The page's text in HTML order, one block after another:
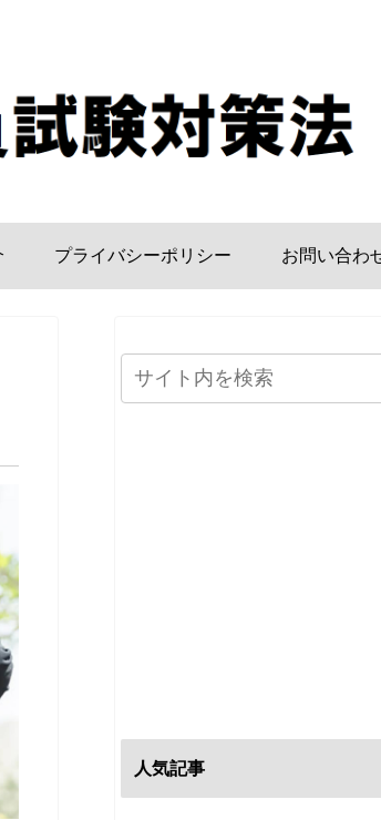
プライバシーポリシー お問い合わ
人気記事